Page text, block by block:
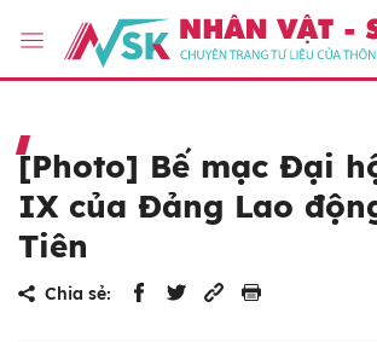
[Photo] Bế mạc Đại
IX của Đảng Lao
Tiên
Chia sẻ: